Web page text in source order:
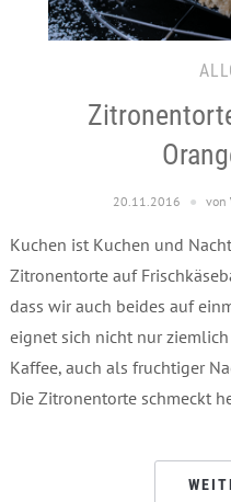
20.11.2016 von
Kuchen ist Kuchen und
Zitronentorte auf
dass wir auch beides auf
eignet sich nicht nur ziemlich
Kaffee, auch als fruchtiger
Die Zitronentorte schmeckt